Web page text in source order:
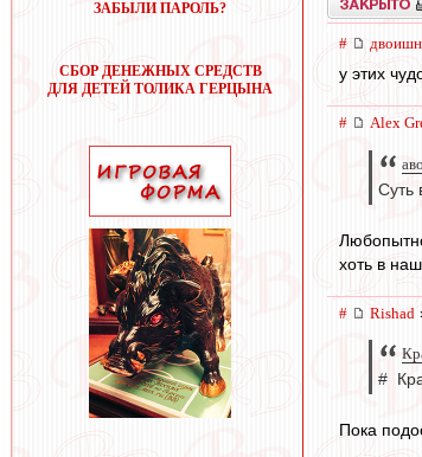
ЗАБЫЛИ ПАРОЛЬ?
СБОР ДЕНЕЖНЫХ СРЕДСТВ
ДЛЯ ДЕТЕЙ ТОЛИКА ГЕРЦЫНА
#
у этих
# Alex
Суть
хоть в
# Rishad
#
Пока